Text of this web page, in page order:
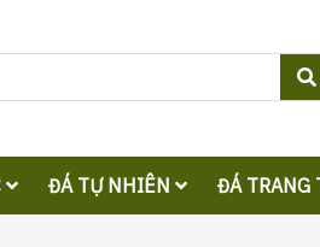
ĐÁ TỰ NHIÊN ĐÁ TRANG